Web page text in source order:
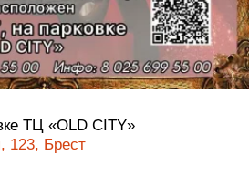
ТЦ «OLD CITY»
123, Брест